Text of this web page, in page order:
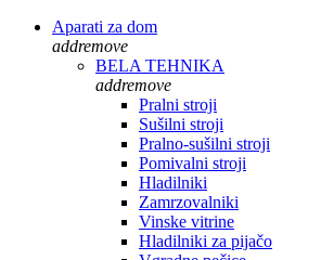
Aparati za dom
addremove
BELA TEHNIKA
addremove
Pralni stroji
Sušilni stroji
Pralno-sušilni stroji
Pomivalni stroji
Hladilniki
Zamrzovalniki
Vinske vitrine
Hladilniki za pijačo